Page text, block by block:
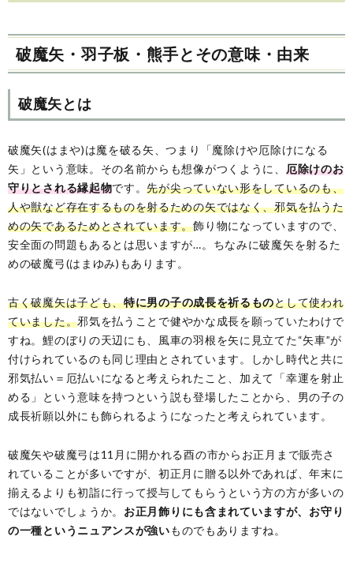
破魔矢・羽子板・熊手とその意味・由来
破魔矢とは
破魔矢(はまや)は魔を破る矢、つまり「魔除けや厄除けになる
矢」という意味。その名前からも想像がつくように、 厄除けのお
守りとされる縁起物です。先が尖っていない形をしているのも、
人や獣など存在するものを射るための矢ではなく、邪気を払うた
めの矢であるためとされています。飾り物になっていますので、
安全面の問題もあるとは思いますが…。ちなみに破魔矢を射るた
めの破魔弓(はまゆみ)もあります。
古く破魔矢は子ども、特に男の子の成長を祈るものとして使われ
ていました。邪気を払うことで健やかな成長を願っていたわけで
すね。鯉のぼりの天辺にも、風車の羽根を矢に見立てた“矢車”が
付けられているのも同じ理由とされています。しかし時代と共に
邪気払い＝厄払いになると考えられたこと、加えて「幸運を射止
める」という意味を持つという説も登場したことから、男の子の
成長祈願以外にも飾られるようになったと考えられています。
破魔矢や破魔弓は11月に開かれる酉の市からお正月まで販売さ
れていることが多いですが、初正月に贈る以外であれば、年末に
揃えるよりも初詣に行って授与してもらうという方の方が多いの
ではないでしょうか。 お正月飾りにも含まれていますが、お守り
の一種というニュアンスが強いものでもありますね。